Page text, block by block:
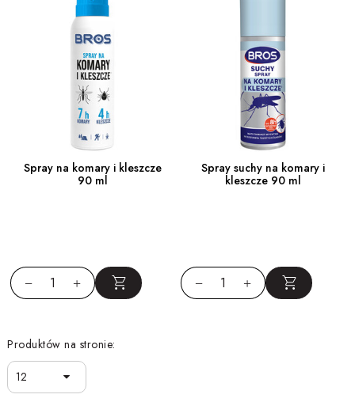
Spray na komary i kleszcze
90 ml
Spray suchy na komary i
kleszcze 90 ml
Produktów na stronie:
12